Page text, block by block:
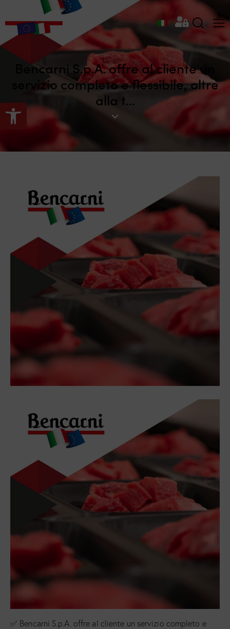
Apri la barra degli strumenti
Bencarni S.p.A. offre al cliente un
servizio completo e flessibile, oltre
alla t…
✅ Bencarni S.p.A. offre al cliente un servizio completo e